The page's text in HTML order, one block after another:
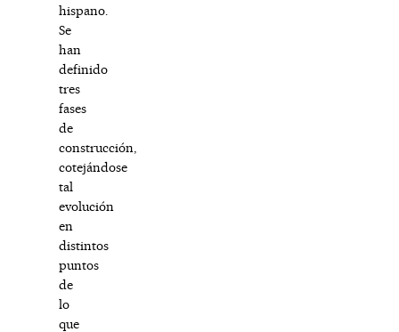
hispano.
Se
han
definido
tres
fases
de
construcción,
cotejándose
tal
evolución
en
distintos
puntos
de
lo
que